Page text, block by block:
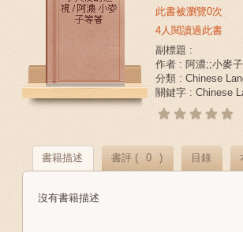
此書被瀏覽0次
4人閱讀過此書
副標題 :
作者 : 阿濃;;小麥子
分類 : Chinese
關鍵字 : Chinese
書籍描述 書評 ( 0 ) 目錄
沒有書籍描述